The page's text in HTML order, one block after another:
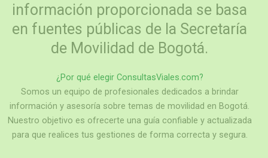
información proporcionada se basa
en fuentes públicas de la Secretaría
de Movilidad de Bogotá.
¿Por qué elegir ConsultasViales.com?
Somos un equipo de profesionales dedicados a brindar
información y asesoría sobre temas de movilidad en Bogotá.
Nuestro objetivo es ofrecerte una guía confiable y actualizada
para que realices tus gestiones de forma correcta y segura.